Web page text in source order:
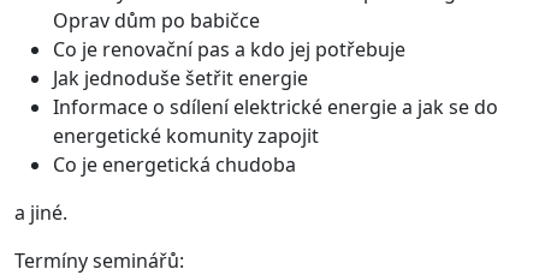
Oprav dům po babičce
Co je renovační pas a kdo jej potřebuje
Jak jednoduše šetřit energie
Informace o sdílení elektrické energie a jak se do
energetické komunity zapojit
Co je energetická chudoba
a jiné.
Termíny seminářů: